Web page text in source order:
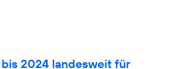
2024 landesweit für